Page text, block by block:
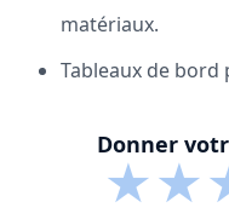
matériaux.
Tableaux de bord
Donner
★★